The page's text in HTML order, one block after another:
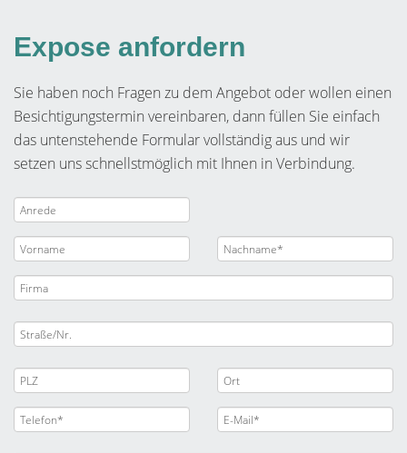
Expose anfordern
Sie haben noch Fragen zu dem Angebot oder wollen einen
Besichtigungstermin vereinbaren, dann füllen Sie einfach
das untenstehende Formular vollständig aus und wir
setzen uns schnellstmöglich mit Ihnen in Verbindung.